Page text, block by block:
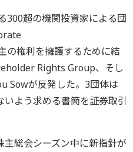
300超の機関投資家による団
の権利を擁護するために結
Rights Group、そし
Sowが反発した。3団体は
いよう求める書簡を証券取引
主総会シーズン中に新指針が